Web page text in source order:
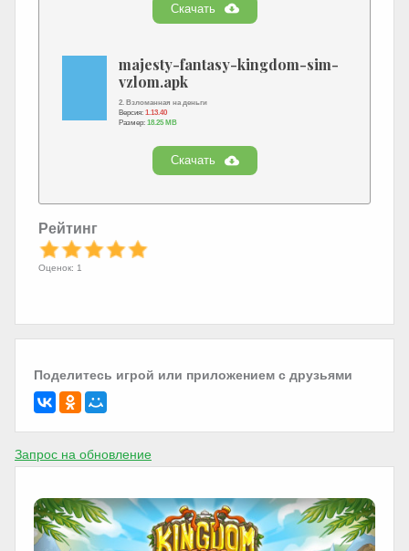
Скачать
majesty-fantasy-kingdom-sim-
vzlom.apk
2. Взломанная на деньги
Версия: 1.13.40
Размер: 18.25 MB
Скачать
Рейтинг
Оценок: 1
Поделитесь игрой или приложением с друзьями
Запрос на обновление